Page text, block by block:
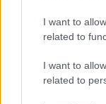
I want to
related to
I want to
related to